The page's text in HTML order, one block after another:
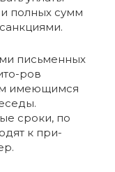
полных сумм
письменных
ров
имеющимся
сроки, по
к при-